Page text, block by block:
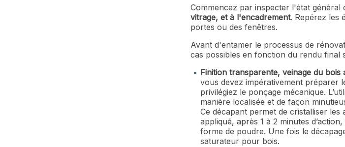
Commencez par inspecter l'état
vitrage, et à l'encadrement. Repérez les
portes ou des fenêtres.
Avant d'entamer le processus de
cas possibles en fonction du rendu final
Finition transparente, veinage du bois
vous devez impérativement préparer
privilégiez le ponçage mécanique.
manière localisée et de façon
Ce décapant permet de cristalliser
appliqué, après 1 à 2 minutes
forme de poudre. Une fois le
saturateur pour bois.